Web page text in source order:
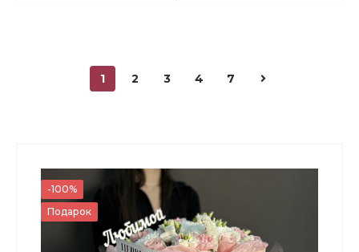
700 ₽
- +
1 2 3 4 7
-100%
Подарок